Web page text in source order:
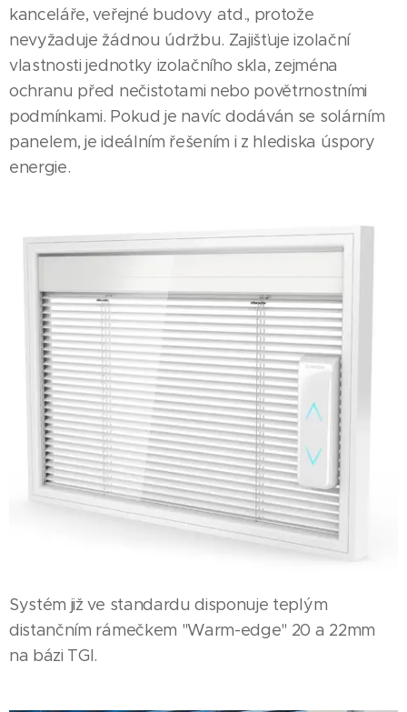
kanceláře, veřejné budovy atd., protože
nevyžaduje žádnou údržbu. Zajišťuje izolační
vlastnosti jednotky izolačního skla, zejména
ochranu před nečistotami nebo povětrnostními
podmínkami. Pokud je navíc dodáván se solárním
panelem, je ideálním řešením i z hlediska úspory
energie.
Systém již ve standardu disponuje teplým
distančním rámečkem "Warm-edge" 20 a 22mm
na bázi TGI.